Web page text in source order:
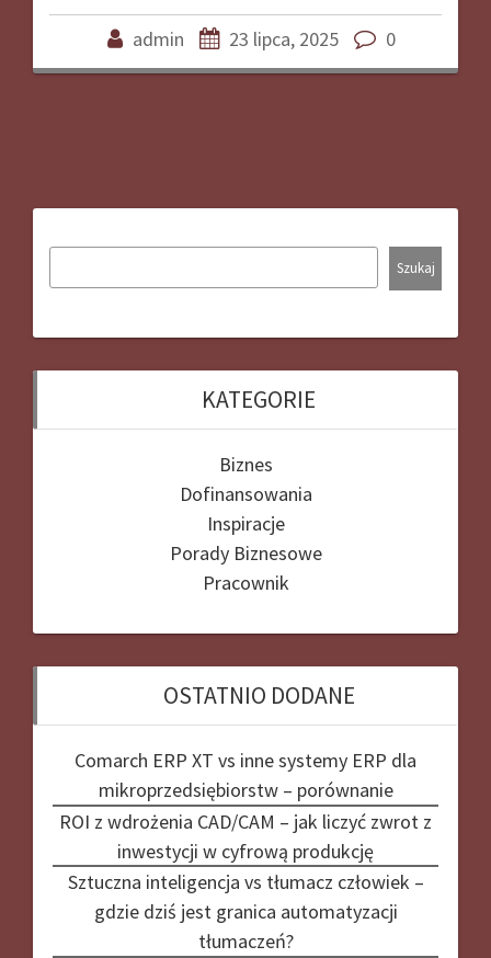
admin 23 lipca, 2025 0
Szukaj
KATEGORIE
Biznes
Dofinansowania
Inspiracje
Porady Biznesowe
Pracownik
OSTATNIO DODANE
Comarch ERP XT vs inne systemy ERP dla
mikroprzedsiębiorstw – porównanie
ROI z wdrożenia CAD/CAM – jak liczyć zwrot z
inwestycji w cyfrową produkcję
Sztuczna inteligencja vs tłumacz człowiek –
gdzie dziś jest granica automatyzacji
tłumaczeń?